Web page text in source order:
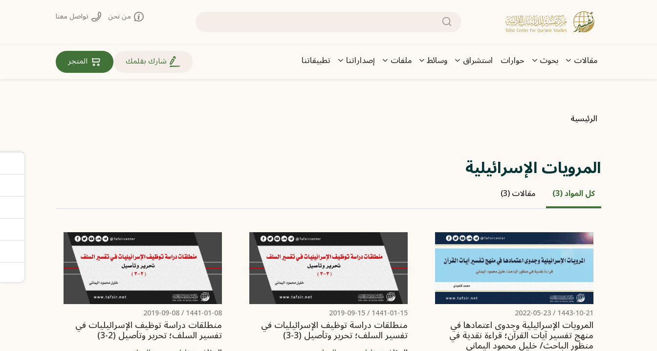
تجاوز إلى المحتوى الرئيسي
بحث من نحن تواصل معنا
Main navigation
مقالات بحوث حوارات استشراق وسائط ملفات إصداراتنا تطبيقاتنا روابط مهمة
شارك بقلمك المتجر
مسار التنقل
الرئيسية
المرويات الإسرائيلية
كل المواد (3) مقالات (3)
1443-10-21 /
2022-05-23
المرويات الإسرائيلية وجدوى اعتمادها في
منهج تفسير آيات القرآن؛ قراءة نقدية في
منظور الباحث/ خليل محمود اليماني
1441-01-15 /
2019-09-15
منطلقات دراسة توظيف الإسرائيليات في
تفسير السلف؛ تحرير وتأصيل (3-3)
1441-01-08 /
2019-09-08
منطلقات دراسة توظيف الإسرائيليات في
تفسير السلف؛ تحرير وتأصيل (2-3)